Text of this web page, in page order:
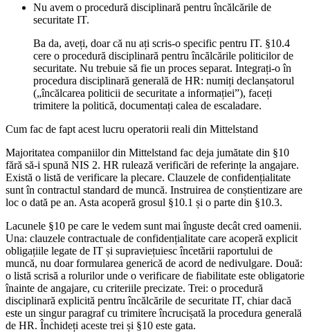
Nu avem o procedură disciplinară pentru încălcările de
securitate IT.
Ba da, aveți, doar că nu ați scris-o specific pentru IT. §10.4
cere o procedură disciplinară pentru încălcările politicilor de
securitate. Nu trebuie să fie un proces separat. Integrați-o în
procedura disciplinară generală de HR: numiți declanșatorul
(„încălcarea politicii de securitate a informației”), faceți
trimitere la politică, documentați calea de escaladare.
Cum fac de fapt acest lucru operatorii reali din Mittelstand
Majoritatea companiilor din Mittelstand fac deja jumătate din §10
fără să-i spună NIS 2. HR rulează verificări de referințe la angajare.
Există o listă de verificare la plecare. Clauzele de confidențialitate
sunt în contractul standard de muncă. Instruirea de conștientizare are
loc o dată pe an. Asta acoperă grosul §10.1 și o parte din §10.3.
Lacunele §10 pe care le vedem sunt mai înguste decât cred oamenii.
Una: clauzele contractuale de confidențialitate care acoperă explicit
obligațiile legate de IT și supraviețuiesc încetării raportului de
muncă, nu doar formularea generică de acord de nedivulgare. Două:
o listă scrisă a rolurilor unde o verificare de fiabilitate este obligatorie
înainte de angajare, cu criteriile precizate. Trei: o procedură
disciplinară explicită pentru încălcările de securitate IT, chiar dacă
este un singur paragraf cu trimitere încrucișată la procedura generală
de HR. Închideți aceste trei și §10 este gata.